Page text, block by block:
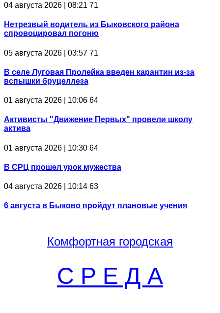
04 августа 2026 | 08:21 71
Нетрезвый водитель из Быковского района
спровоцировал погоню
05 августа 2026 | 03:57 71
В селе Луговая Пролейка введен карантин из-за
вспышки бруцеллеза
01 августа 2026 | 10:06 64
Активисты "Движение Первых" провели школу
актива
01 августа 2026 | 10:30 64
В СРЦ прошел урок мужества
04 августа 2026 | 10:14 63
6 августа в Быково пройдут плановые учения
Комфортная городская
С Р Е Д А